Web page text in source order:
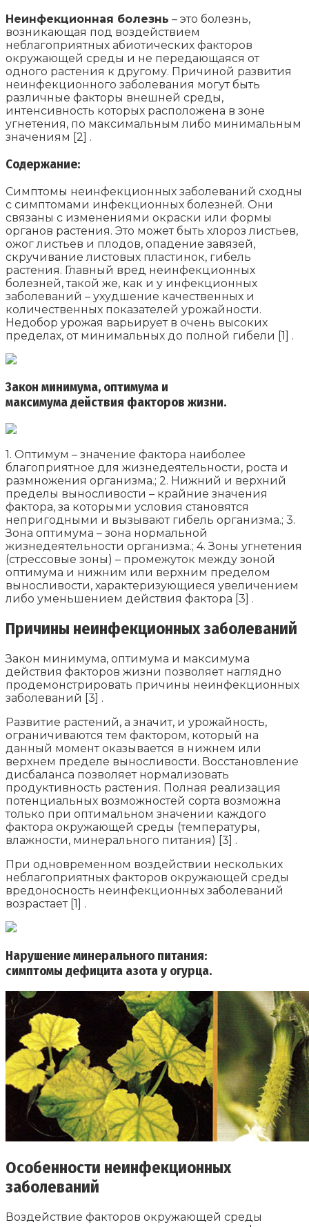
Неинфекционная болезнь – это болезнь,
возникающая под воздействием
неблагоприятных абиотических факторов
окружающей среды и не передающаяся от
одного растения к другому. Причиной развития
неинфекционного заболевания могут быть
различные факторы внешней среды,
интенсивность которых расположена в зоне
угнетения, по максимальным либо минимальным
значениям [2] .
Содержание:
Симптомы неинфекционных заболеваний сходны
с симптомами инфекционных болезней. Они
связаны с изменениями окраски или формы
органов растения. Это может быть хлороз листьев,
ожог листьев и плодов, опадение завязей,
скручивание листовых пластинок, гибель
растения. Главный вред неинфекционных
болезней, такой же, как и у инфекционных
заболеваний – ухудшение качественных и
количественных показателей урожайности.
Недобор урожая варьирует в очень высоких
пределах, от минимальных до полной гибели [1] .
Закон минимума, оптимума и
максимума действия факторов жизни.
1. Оптимум – значение фактора наиболее
благоприятное для жизнедеятельности, роста и
размножения организма.; 2. Нижний и верхний
пределы выносливости – крайние значения
фактора, за которыми условия становятся
непригодными и вызывают гибель организма.; 3.
Зона оптимума – зона нормальной
жизнедеятельности организма.; 4. Зоны угнетения
(стрессовые зоны) – промежуток между зоной
оптимума и нижним или верхним пределом
выносливости, характеризующиеся увеличением
либо уменьшением действия фактора [3] .
Причины неинфекционных заболеваний
Закон минимума, оптимума и максимума
действия факторов жизни позволяет наглядно
продемонстрировать причины неинфекционных
заболеваний [3] .
Развитие растений, а значит, и урожайность,
ограничиваются тем фактором, который на
данный момент оказывается в нижнем или
верхнем пределе выносливости. Восстановление
дисбаланса позволяет нормализовать
продуктивность растения. Полная реализация
потенциальных возможностей сорта возможна
только при оптимальном значении каждого
фактора окружающей среды (температуры,
влажности, минерального питания) [3] .
При одновременном воздействии нескольких
неблагоприятных факторов окружающей среды
вредоносность неинфекционных заболеваний
возрастает [1] .
Нарушение минерального питания:
симптомы дефицита азота у огурца.
Особенности неинфекционных
заболеваний
Воздействие факторов окружающей среды